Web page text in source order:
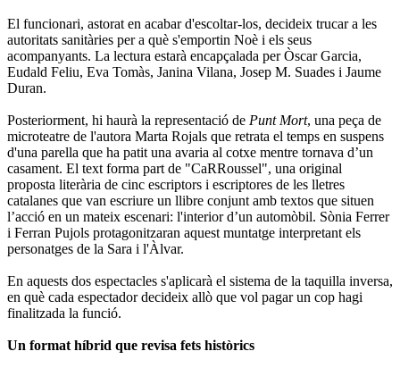
El funcionari, astorat en acabar d'escoltar-los, decideix trucar a les
autoritats sanitàries per a què s'emportin Noè i els seus
acompanyants. La lectura estarà encapçalada per Òscar Garcia,
Eudald Feliu, Eva Tomàs, Janina Vilana, Josep M. Suades i Jaume
Duran.
Posteriorment, hi haurà la representació de Punt Mort, una peça de
microteatre de l'autora Marta Rojals que retrata el temps en suspens
d'una parella que ha patit una avaria al cotxe mentre tornava d’un
casament. El text forma part de "CaRRoussel", una original
proposta literària de cinc escriptors i escriptores de les lletres
catalanes que van escriure un llibre conjunt amb textos que situen
l’acció en un mateix escenari: l'interior d’un automòbil. Sònia Ferrer
i Ferran Pujols protagonitzaran aquest muntatge interpretant els
personatges de la Sara i l'Àlvar.
En aquests dos espectacles s'aplicarà el sistema de la taquilla inversa,
en què cada espectador decideix allò que vol pagar un cop hagi
finalitzada la funció.
Un format híbrid que revisa fets històrics